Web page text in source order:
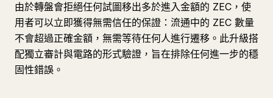
由於轉盤會拒絕任何試圖移出多於進入金額的 ZEC，使
用者可以立即獲得無需信任的保證：流通中的 ZEC 數量
不會超過正確金額，無需等待任何人進行遷移。此升級搭
配獨立審計與電路的形式驗證，旨在排除任何進一步的穩
固性錯誤。